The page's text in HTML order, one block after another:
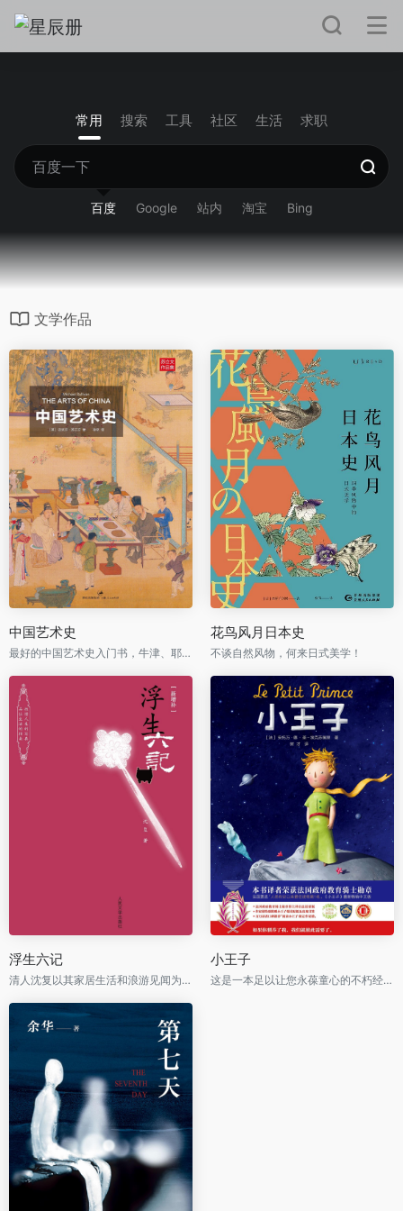
常用 搜索 工具 社区 生活 求职
百度 Google 站内 淘宝 Bing
文学作品
中国艺术史
最好的中国艺术史入门书，牛津、耶鲁、普林斯顿沿用40年之经典读本
花鸟风月日本史
不谈自然风物，何来日式美学！
浮生六记
清人沈复以其家居生活和浪游见闻为内容写成的《浮生六记》，为中国文学史上的一支奇葩。
小王子
这是一本足以让您永葆童心的不朽经典，被全球亿万读者誉为人生必读书。